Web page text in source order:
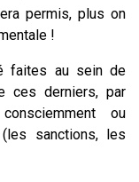
permis, plus on
!
faites au sein de
ces derniers, par
ou
sanctions, les